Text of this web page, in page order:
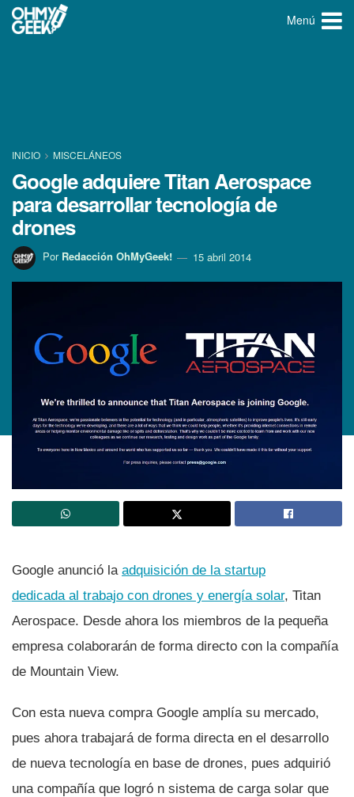
Menú
INICIO MISCELÁNEOS
Google adquiere Titan Aerospace
para desarrollar tecnologí­a de
drones
Por Redacción OhMyGeek! 15 abril 2014
Google anunció la adquisición de la startup
dedicada al trabajo con drones y energí­a solar, Titan
Aerospace. Desde ahora los miembros de la pequeña
empresa colaborarán de forma directo con la compañí­a
de Mountain View.
Con esta nueva compra Google amplí­a su mercado,
pues ahora trabajará de forma directa en el desarrollo
de nueva tecnologí­a en base de drones, pues adquirió
una compañí­a que logró n sistema de carga solar que